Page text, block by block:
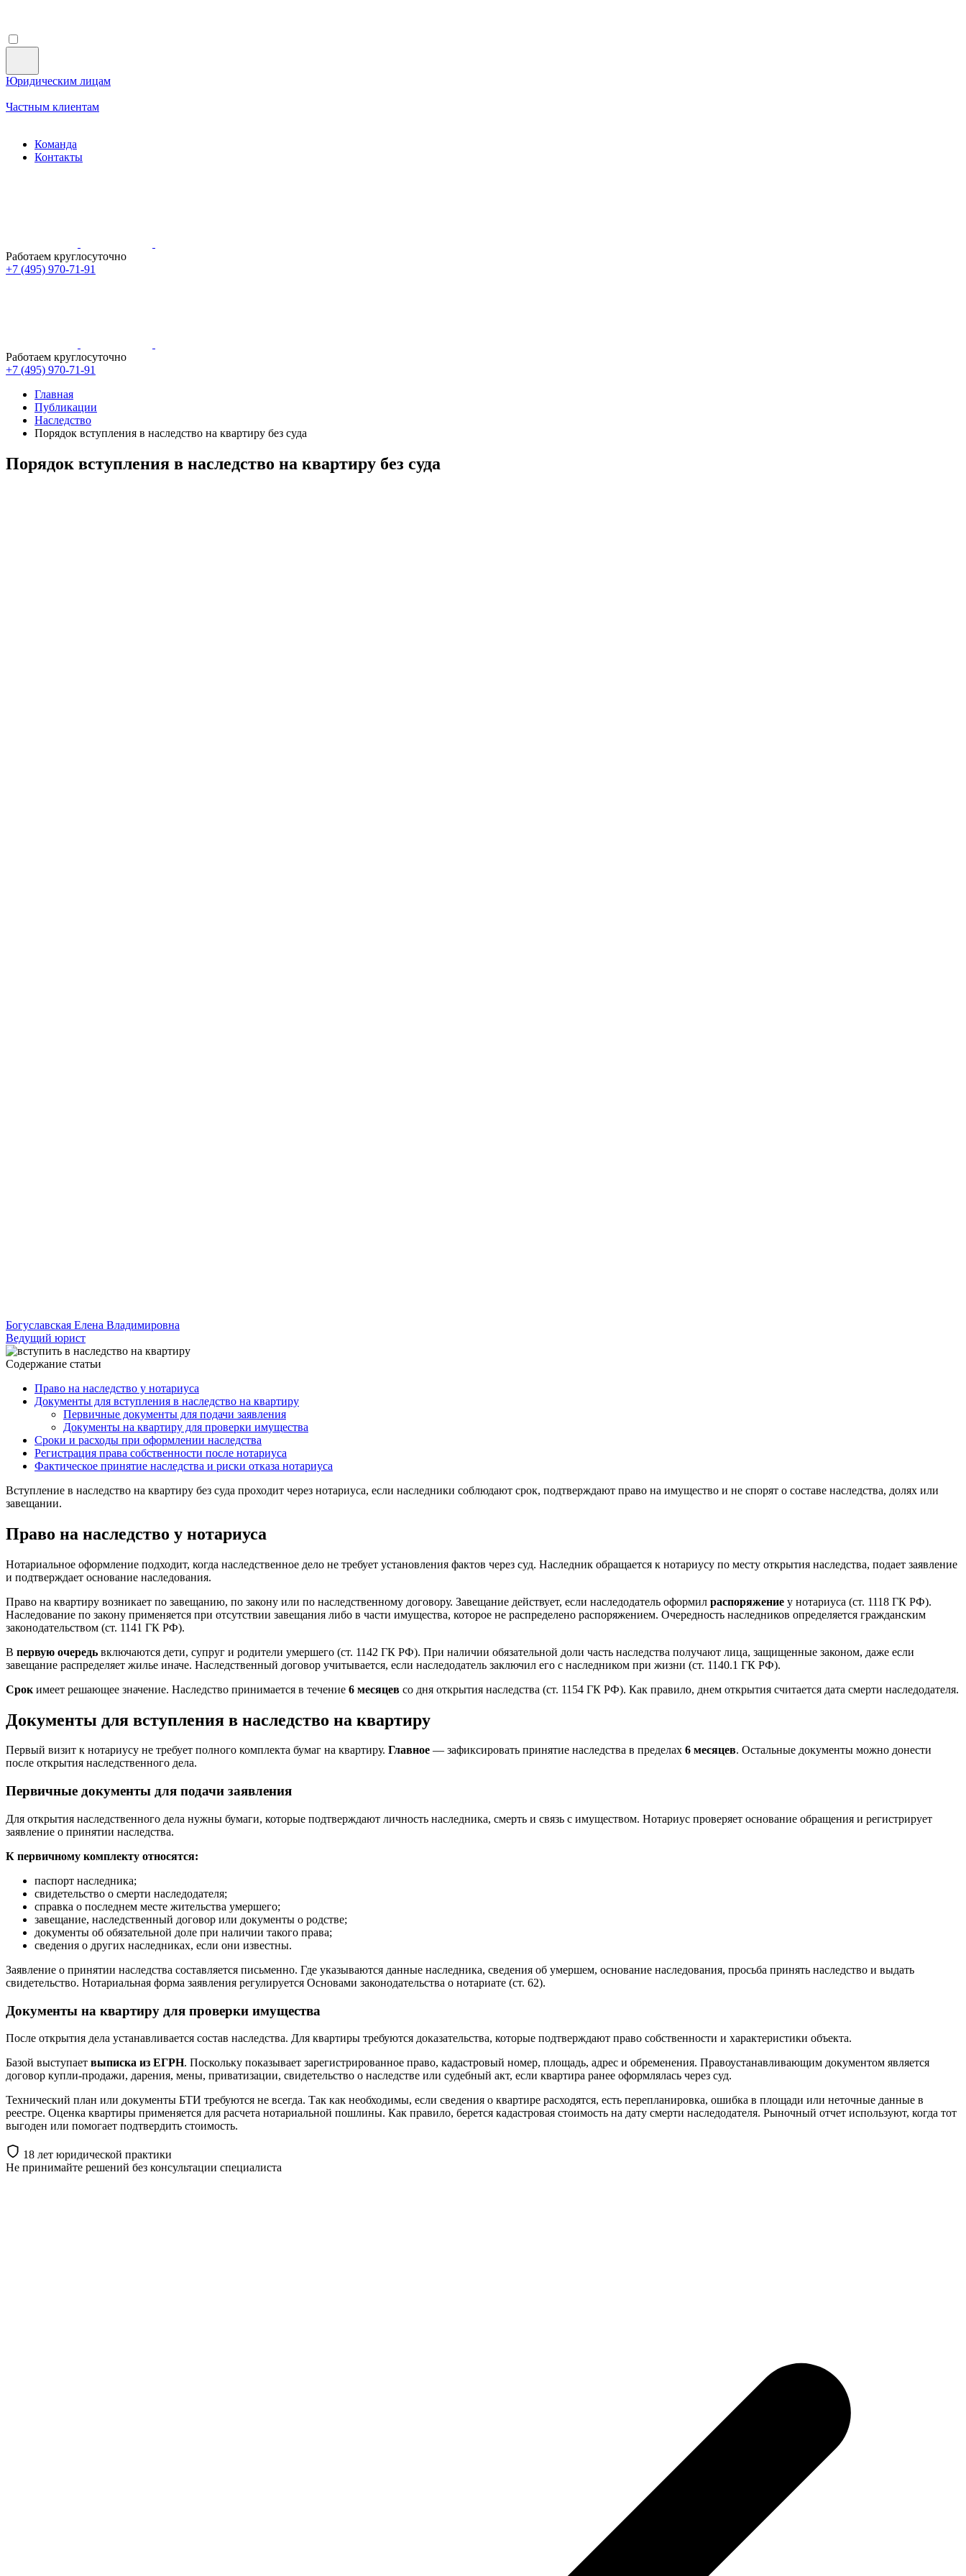
Юридическим лицам
Частным клиентам
Команда
Контакты
Работаем круглосуточно
+7 (495) 970-71-91
Работаем круглосуточно
+7 (495) 970-71-91
Главная
Публикации
Наследство
Порядок вступления в наследство на квартиру без суда
Порядок вступления в наследство на квартиру без суда
Богуславская Елена Владимировна
Ведущий юрист
Содержание статьи
Право на наследство у нотариуса
Документы для вступления в наследство на квартиру
Первичные документы для подачи заявления
Документы на квартиру для проверки имущества
Сроки и расходы при оформлении наследства
Регистрация права собственности после нотариуса
Фактическое принятие наследства и риски отказа нотариуса
Вступление в наследство на квартиру без суда проходит через нотариуса, если наследники соблюдают срок, подтверждают право на имущество и не спорят о составе наследства, долях или
завещании.
Право на наследство у нотариуса
Нотариальное оформление подходит, когда наследственное дело не требует установления фактов через суд. Наследник обращается к нотариусу по месту открытия наследства, подает заявление
и подтверждает основание наследования.
Право на квартиру возникает по завещанию, по закону или по наследственному договору. Завещание действует, если наследодатель оформил распоряжение у нотариуса (ст. 1118 ГК РФ).
Наследование по закону применяется при отсутствии завещания либо в части имущества, которое не распределено распоряжением. Очередность наследников определяется гражданским
законодательством (ст. 1141 ГК РФ).
В первую очередь включаются дети, супруг и родители умершего (ст. 1142 ГК РФ). При наличии обязательной доли часть наследства получают лица, защищенные законом, даже если
завещание распределяет жилье иначе. Наследственный договор учитывается, если наследодатель заключил его с наследником при жизни (ст. 1140.1 ГК РФ).
Срок имеет решающее значение. Наследство принимается в течение 6 месяцев со дня открытия наследства (ст. 1154 ГК РФ). Как правило, днем открытия считается дата смерти наследодателя.
Документы для вступления в наследство на квартиру
Первый визит к нотариусу не требует полного комплекта бумаг на квартиру. Главное — зафиксировать принятие наследства в пределах 6 месяцев. Остальные документы можно донести
после открытия наследственного дела.
Первичные документы для подачи заявления
Для открытия наследственного дела нужны бумаги, которые подтверждают личность наследника, смерть и связь с имуществом. Нотариус проверяет основание обращения и регистрирует
заявление о принятии наследства.
К первичному комплекту относятся:
паспорт наследника;
свидетельство о смерти наследодателя;
справка о последнем месте жительства умершего;
завещание, наследственный договор или документы о родстве;
документы об обязательной доле при наличии такого права;
сведения о других наследниках, если они известны.
Заявление о принятии наследства составляется письменно. Где указываются данные наследника, сведения об умершем, основание наследования, просьба принять наследство и выдать
свидетельство. Нотариальная форма заявления регулируется Основами законодательства о нотариате (ст. 62).
Документы на квартиру для проверки имущества
После открытия дела устанавливается состав наследства. Для квартиры требуются доказательства, которые подтверждают право собственности и характеристики объекта.
Базой выступает выписка из ЕГРН. Поскольку показывает зарегистрированное право, кадастровый номер, площадь, адрес и обременения. Правоустанавливающим документом является
договор купли-продажи, дарения, мены, приватизации, свидетельство о наследстве или судебный акт, если квартира ранее оформлялась через суд.
Технический план или документы БТИ требуются не всегда. Так как необходимы, если сведения о квартире расходятся, есть перепланировка, ошибка в площади или неточные данные в
реестре. Оценка квартиры применяется для расчета нотариальной пошлины. Как правило, берется кадастровая стоимость на дату смерти наследодателя. Рыночный отчет используют, когда тот
выгоден или помогает подтвердить стоимость.
18 лет юридической практики
Не принимайте решений без консультации специалиста